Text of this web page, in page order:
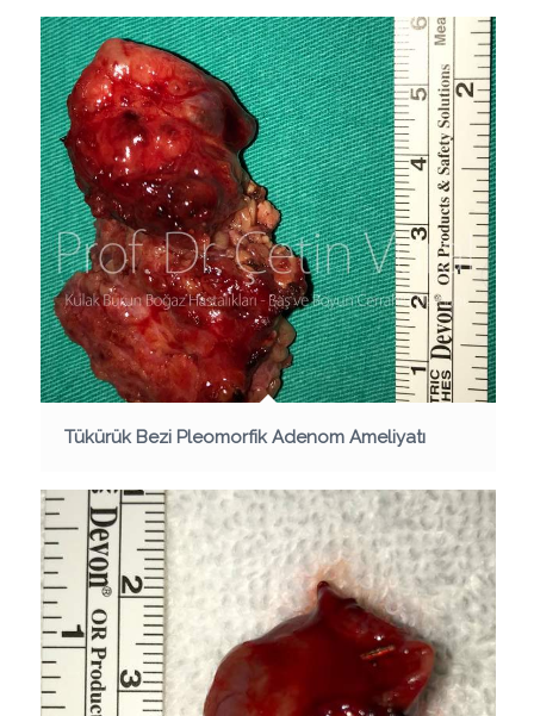
Tükürük Bezi Pleomorfik Adenom Ameliyatı